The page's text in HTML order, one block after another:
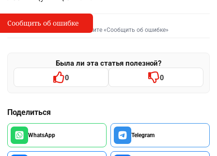
I
Сообщить об опечатке
Выделите фрагмент и нажмите «Сообщить об ошибке»
Была ли эта статья полезной?
0 0
Поделиться
WhatsApp Telegram
Сообщить об ошибке